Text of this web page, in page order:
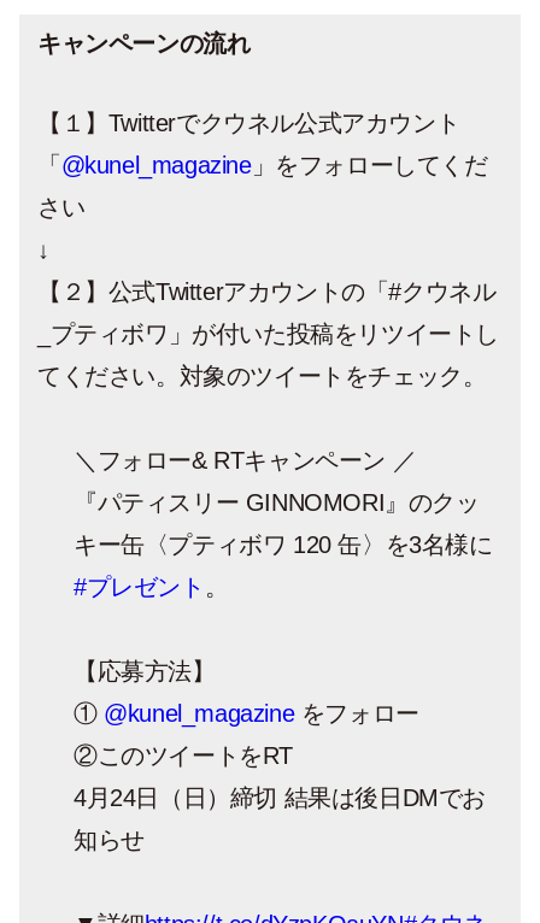
キャンペーンの流れ
【１】Twitterでクウネル公式アカウント
「 @kunel_magazine」をフォローしてくだ
さい
↓
【２】公式Twitterアカウントの「#クウネル
_プティボワ」が付いた投稿をリツイートし
てください。対象のツイートをチェック。
＼フォロー& RTキャンペーン ／
『パティスリー GINNOMORI』のクッ
キー缶〈プティボワ 120 缶〉を3名様に
#プレゼント 。
【応募方法】
① @kunel_magazineをフォロー
②このツイートをRT
4月24日（日）締切 結果は後日DMでお
知らせ